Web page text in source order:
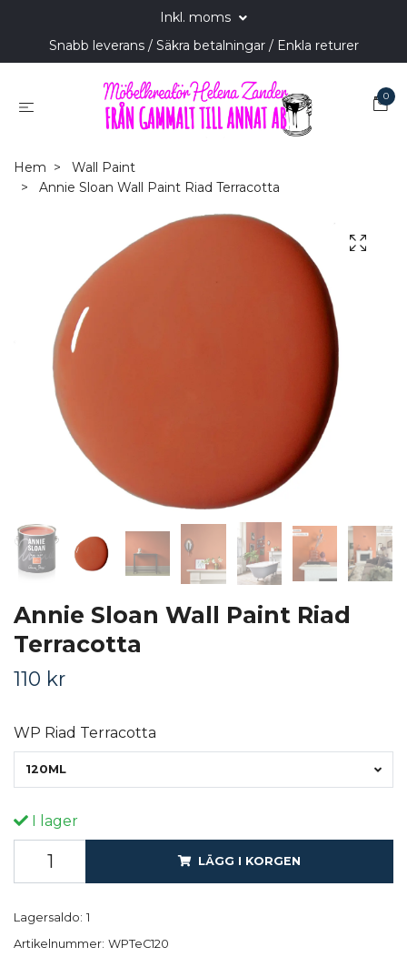
Inkl. moms
Snabb leverans / Säkra betalningar / Enkla returer
0
Hem
Wall Paint
Annie Sloan Wall Paint Riad Terracotta
Annie Sloan Wall Paint Riad
Terracotta
110 kr
WP Riad Terracotta
120ML
I lager
LÄGG I KORGEN
Lagersaldo: 1
Artikelnummer: WPTeC120